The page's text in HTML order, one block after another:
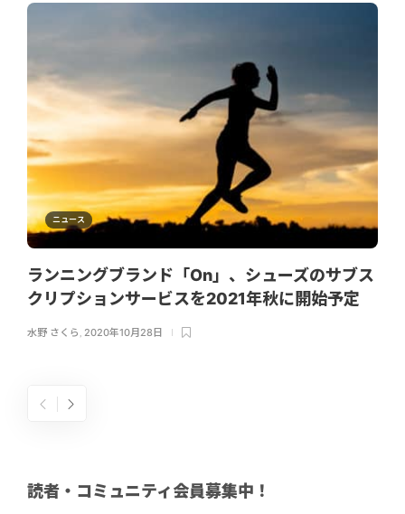
ニュース
ランニングブランド「On」、シューズのサブス
クリプションサービスを2021年秋に開始予定
水野 さくら 2020年10月28日
読者・コミュニティ会員募集中！